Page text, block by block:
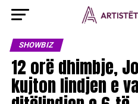
SHOWBIZ
12 orë dhimbje,
kujton lindjen e